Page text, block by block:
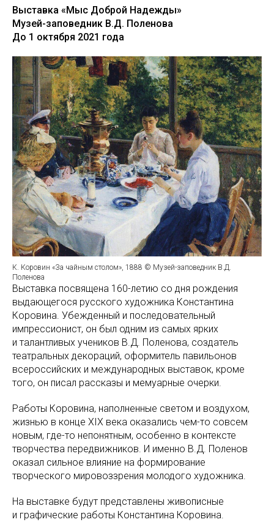
Выставка «Мыс Доброй Надежды»
Музей-заповедник В.Д. Поленова
До 1 октября 2021 года
К. Коровин «За чайным столом», 1888 © Музей-заповедник В.Д.
Поленова
Выставка посвящена 160-летию со дня рождения
выдающегося русского художника Константина
Коровина. Убежденный и последовательный
импрессионист, он был одним из самых ярких
и талантливых учеников В.Д. Поленова, создатель
театральных декораций, оформитель павильонов
всероссийских и международных выставок, кроме
того, он писал рассказы и мемуарные очерки.
Работы Коровина, наполненные светом и воздухом,
жизнью в конце XIX века оказались чем-то совсем
новым, где-то непонятным, особенно в контексте
творчества передвижников. И именно В.Д. Поленов
оказал сильное влияние на формирование
творческого мировоззрения молодого художника.
На выставке будут представлены живописные
и графические работы Константина Коровина.